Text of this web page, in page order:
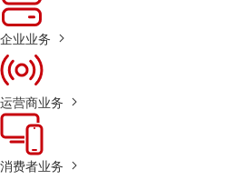
企业业务
运营商业务
消费者业务